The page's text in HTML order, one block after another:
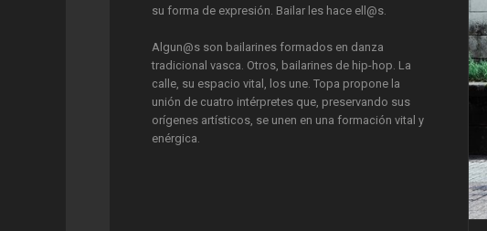
su forma de expresión. Bailar les hace ell@s.
Algun@s son bailarines formados en danza
tradicional vasca. Otros, bailarines de hip-hop. La
calle, su espacio vital, los une. Topa propone la
unión de cuatro intérpretes que, preservando sus
orígenes artísticos, se unen en una formación vital y
enérgica.